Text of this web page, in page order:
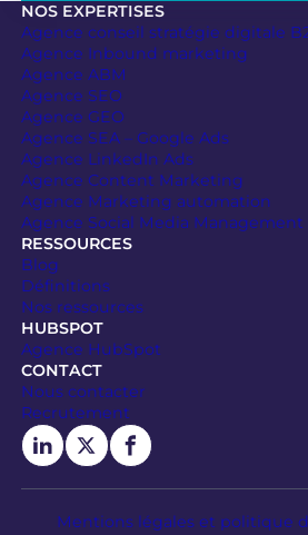
NOS EXPERTISES
Agence conseil stratégie digitale
Agence Inbound marketing
Agence ABM
Agence SEO
Agence GEO
Agence SEA – Google Ads
Agence LinkedIn Ads
Agence Content Marketing
Agence Marketing automation
Agence Social Media Management
RESSOURCES
Blog
Définitions
Nos ressources
HUBSPOT
Agence HubSpot
CONTACT
Nous contacter
Recrutement
Mentions légales et politique